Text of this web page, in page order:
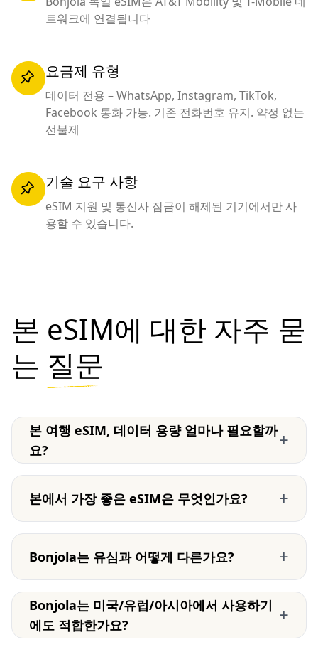
트워크에 연결됩니다
요금제 유형
데이터 전용 – WhatsApp, Instagram, TikTok,
Facebook 통화 가능. 기존 전화번호 유지. 약정 없는
선불제
기술 요구 사항
eSIM 지원 및 통신사 잠금이 해제된 기기에서만 사
용할 수 있습니다.
본 eSIM에 대한 자주 묻
는 질문
본 여행 eSIM, 데이터 용량 얼마나 필요할까
요?
+
본에서 가장 좋은 eSIM은 무엇인가요? +
Bonjola는 유심과 어떻게 다른가요? +
Bonjola는 미국/유럽/아시아에서 사용하기
에도 적합한가요?
+